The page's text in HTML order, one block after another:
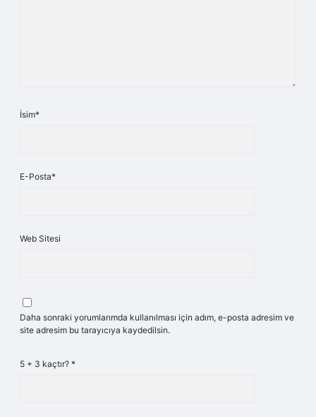
İsim*
E-Posta*
Web Sitesi
Daha sonraki yorumlarımda kullanılması için adım, e-posta adresim ve
site adresim bu tarayıcıya kaydedilsin.
5 + 3 kaçtır? *